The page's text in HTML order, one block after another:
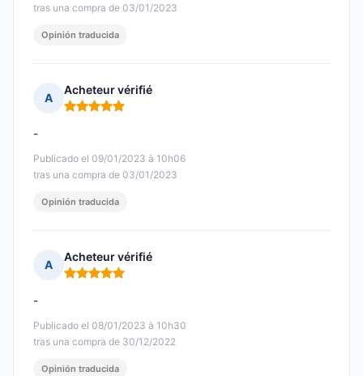
tras una compra de 03/01/2023
Opinión traducida
A
Acheteur vérifié
Nota: 5 de 5
Publicado el 09/01/2023 à 10h06
tras una compra de 03/01/2023
-
Opinión traducida
A
Acheteur vérifié
Nota: 5 de 5
Publicado el 08/01/2023 à 10h30
tras una compra de 30/12/2022
-
Opinión traducida